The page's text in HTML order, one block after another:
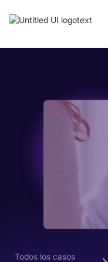
Todos los casos